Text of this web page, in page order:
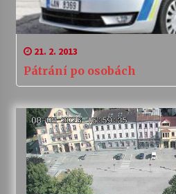
21. 2. 2013
Pátrání po osobách